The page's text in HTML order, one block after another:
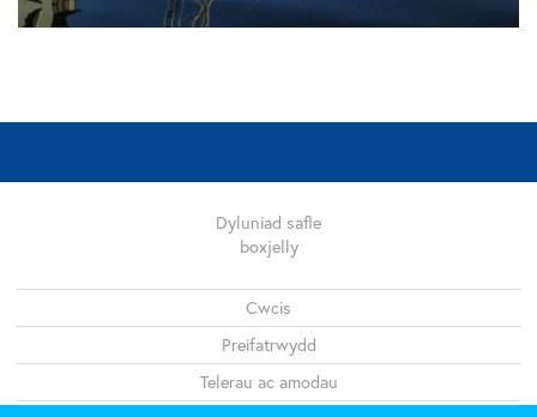
Dyluniad safle
boxjelly
Cwcis
Preifatrwydd
Telerau ac amodau